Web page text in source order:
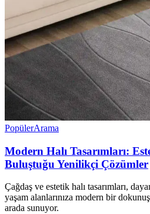
PopülerArama
Modern Halı Tasarımları:
Buluştuğu Yenilikçi Çözümler
Çağdaş ve estetik halı tasarımları,
yaşam alanlarınıza modern bir
arada sunuyor.